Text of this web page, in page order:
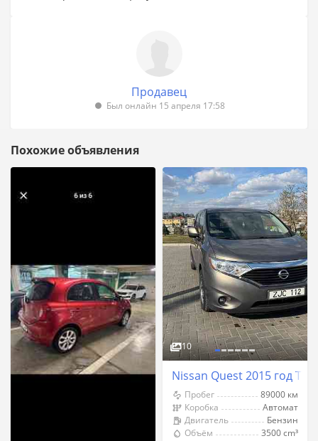
Продавец
Был онлайн 15 апреля 17:58
Похожие объявления
10
Nissan Quest 2015 год
Пробег
89000 км
Коробка
Автомат
Двигатель
Бензин
Объём
3500 cm³